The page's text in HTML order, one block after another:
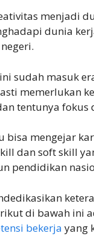
menjadi
dunia
sudah masuk
memerlukan
tentunya fokus
bisa mengejar
dan soft skill
pendidikan
di bawah ini
bekerja yang